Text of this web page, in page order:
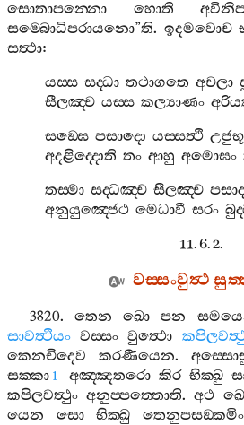
සොතාපන‍්නො
හොති
සම‍්බොධිපරායනො”ති. ඉදමවොච
සත්‍ථා:
යස‍්ස සද‍්ධා තථාගතෙ අචලා
සීලඤ‍්ච යස‍්ස කල්‍යාණං
සඞ‍්ඝෙ පසාදො යස‍්සත්‍ථි
අදළිද‍්දොති තං ආහු අමොඝං
තස‍්මා සද‍්ධඤ‍්ච සීලඤ‍්ච
අනුයුඤ‍්ජෙථ මෙධාවී සරං
11. 6. 2.
වස‍්සංවුත්‍ථ
3820. තෙන ඛො පන
සාවත්‍ථියං වස‍්සං වුත්‍ථො
කෙනචිදෙව
කරණීයෙන.
සක‍්කා 1 අඤ‍්ඤතරො කිර භික‍්ඛු
කපිලවත්‍ථුං අනුප‍්පත‍්තොති.අථ
යෙන
සො භික‍්ඛු